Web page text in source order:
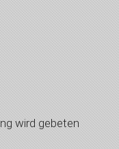
wird gebeten